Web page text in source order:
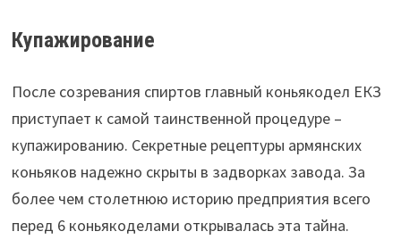
Купажирование
После созревания спиртов главный коньякодел ЕКЗ
приступает к самой таинственной процедуре –
купажированию. Секретные рецептуры армянских
коньяков надежно скрыты в задворках завода. За
более чем столетнюю историю предприятия всего
перед 6 коньякоделами открывалась эта тайна.